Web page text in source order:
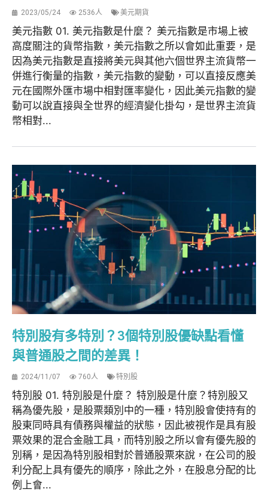
2023/05/24 2536人 美元期貨
美元指數 01. 美元指數是什麼？ 美元指數是市場上被
高度關注的貨幣指數，美元指數之所以會如此重要，是
因為美元指數是直接將美元與其他六個世界主流貨幣一
併進行衡量的指數，美元指數的變動，可以直接反應美
元在國際外匯市場中相對匯率變化，因此美元指數的變
動可以說直接與全世界的經濟變化掛勾，是世界主流貨
幣相對...
特別股有多特別？3個特別股優缺點看懂
與普通股之間的差異！
2024/11/07 760人 特別股
特別股 01. 特別股是什麼？ 特別股是什麼？特別股又
稱為優先股，是股票類別中的一種，特別股會使持有的
股東同時具有債務與權益的狀態，因此被視作是具有股
票效果的混合金融工具，而特別股之所以會有優先股的
別稱，是因為特別股相對於普通股票來說，在公司的股
利分配上具有優先的順序，除此之外，在股息分配的比
例上會...